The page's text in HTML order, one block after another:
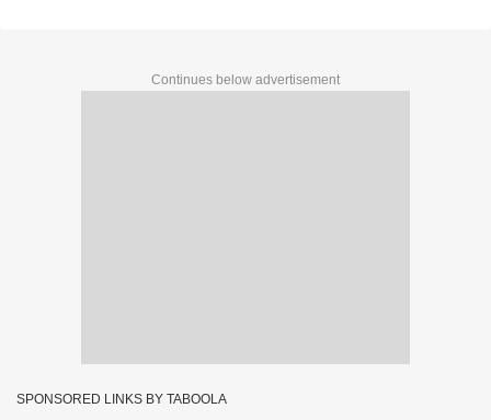
Continues below advertisement
SPONSORED LINKS BY TABOOLA